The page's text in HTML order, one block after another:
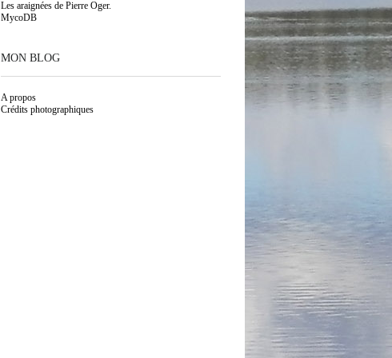
Les araignées de Pierre Oger.
MycoDB
MON BLOG
A propos
Crédits photographiques